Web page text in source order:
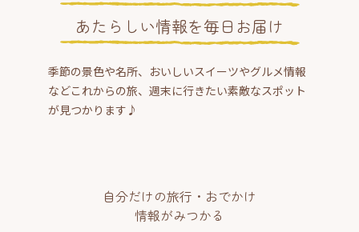
あたらしい情報を毎日お届け
季節の景色や名所、おいしいスイーツやグルメ情報
などこれからの旅、週末に行きたい素敵なスポット
が見つかります♪
自分だけの旅行・おでかけ
情報がみつかる